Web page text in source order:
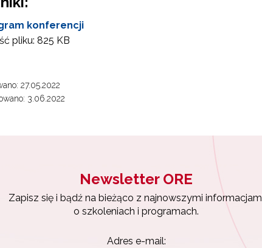
konferencji
pliku: 825 KB
27.05.2022
3.06.2022
Newsletter ORE
Zapisz się i bądź na bieżąco z najnowszymi
o szkoleniach i programach.
Adres e-mail:
ORE
Wyrażam zgodę na przetwarzanie moich danych osobowych przez ORE
marketingowych.